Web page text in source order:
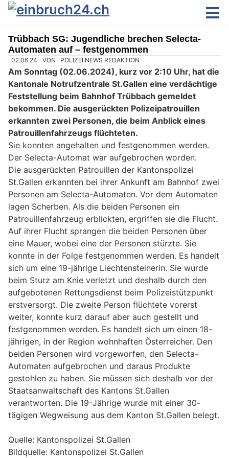
Trübbach SG: Jugendliche brechen Selecta-
Automaten auf – festgenommen
02.06.24 VON POLIZEI.NEWS REDAKTION
Am Sonntag (02.06.2024), kurz vor 2:10 Uhr, hat die
Kantonale Notrufzentrale St.Gallen eine verdächtige
Feststellung beim Bahnhof Trübbach gemeldet
bekommen. Die ausgerückten Polizeipatrouillen
erkannten zwei Personen, die beim Anblick eines
Patrouillenfahrzeugs flüchteten.
Sie konnten angehalten und festgenommen werden.
Der Selecta-Automat war aufgebrochen worden.
Die ausgerückten Patrouillen der Kantonspolizei
St.Gallen erkannten bei ihrer Ankunft am Bahnhof zwei
Personen am Selecta-Automaten. Vor dem Automaten
lagen Scherben. Als die beiden Personen ein
Patrouillenfahrzeug erblickten, ergriffen sie die Flucht.
Auf ihrer Flucht sprangen die beiden Personen über
eine Mauer, wobei eine der Personen stürzte. Sie
konnte in der Folge festgenommen werden. Es handelt
sich um eine 19-jährige Liechtensteinerin. Sie wurde
beim Sturz am Knie verletzt und deshalb durch den
aufgebotenen Rettungsdienst beim Polizeistützpunkt
erstversorgt. Die zweite Person flüchtete vorerst
weiter, konnte kurz darauf aber auch gestellt und
festgenommen werden. Es handelt sich um einen 18-
jährigen, in der Region wohnhaften Österreicher. Den
beiden Personen wird vorgeworfen, den Selecta-
Automaten aufgebrochen und daraus Produkte
gestohlen zu haben. Sie müssen sich deshalb vor der
Staatsanwaltschaft des Kantons St.Gallen
verantworten. Die 19-Jährige wurde mit einer 30-
tägigen Wegweisung aus dem Kanton St.Gallen belegt.
Quelle: Kantonspolizei St.Gallen
Bildquelle: Kantonspolizei St.Gallen